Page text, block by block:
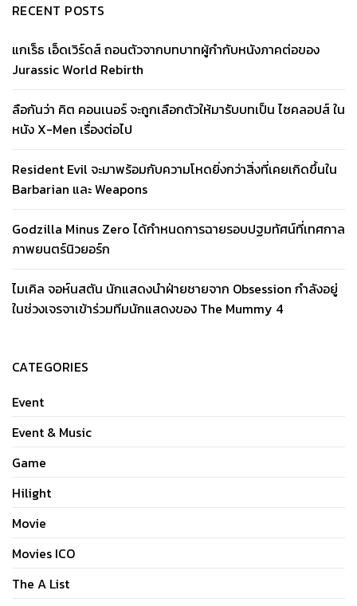
RECENT POSTS
แกเร็ธ เอ็ดเวิร์ดส์ ถอนตัวจากบทบาทผู้กำกับหนังภาคต่อของ
Jurassic World Rebirth
ลือกันว่า คิต คอนเนอร์ จะถูกเลือกตัวให้มารับบทเป็น ไซคลอปส์ ใน
หนัง X-Men เรื่องต่อไป
Resident Evil จะมาพร้อมกับความโหดยิ่งกว่าสิ่งที่เคยเกิดขึ้นใน
Barbarian และ Weapons
Godzilla Minus Zero ได้กำหนดการฉายรอบปฐมทัศน์ที่เทศกาล
ภาพยนตร์นิวยอร์ก
ไมเคิล จอห์นสตัน นักแสดงนำฝ่ายชายจาก Obsession กำลังอยู่
ในช่วงเจรจาเข้าร่วมทีมนักแสดงของ The Mummy 4
CATEGORIES
Event
Event & Music
Game
Hilight
Movie
Movies ICO
The A List